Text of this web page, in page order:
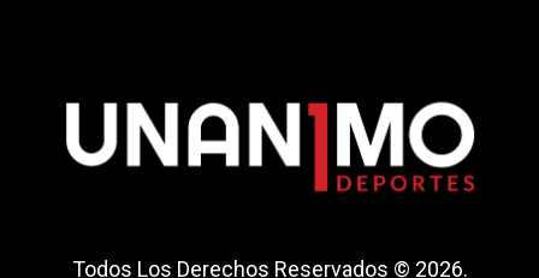
Todos Los Derechos Reservados © 2026.